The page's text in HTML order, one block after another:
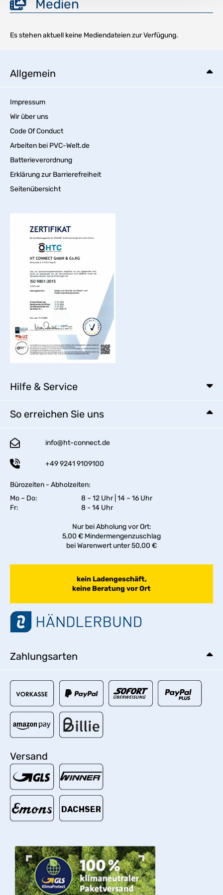
Medien
Es stehen aktuell keine Mediendateien zur Verfügung.
Allgemein
Impressum
Wir über uns
Code Of Conduct
Arbeiten bei PVC-Welt.de
Batterieverordnung
Erklärung zur Barrierefreiheit
Seitenübersicht
Hilfe & Service
So erreichen Sie uns
info@ht-connect.de
+49 9241 9109100
Bürozeiten - Abholzeiten:
Mo – Do:
8 – 12 Uhr | 14 – 16 Uhr
Fr:
8 - 14 Uhr
Nur bei Abholung vor Ort:
5,00 € Mindermengenzuschlag
bei Warenwert unter 50,00 €
kein Ladengeschäft,
keine Beratung vor Ort
Zahlungsarten
Versand